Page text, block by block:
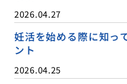
2026.04.27
妊活を始める際に知っ
ント
2026.04.25